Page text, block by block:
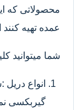
محصولاتی که
عمده تهیه
شما میتوانید
انواع
گیربکسی